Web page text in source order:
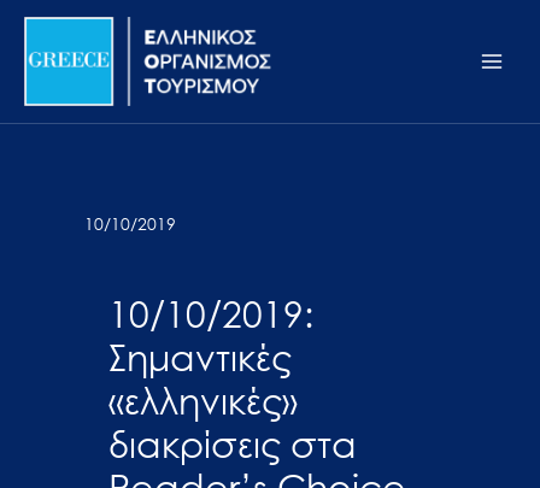
Σημείωση:
ιστότοπος
προσβασιμότητας.
Μετάβαση
περιεχόμενο
10/10/2019
10/10/2019:
Σημαντικές
«ελληνικές»
διακρίσεις στα